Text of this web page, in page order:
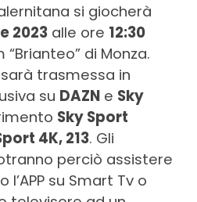
si giocherà
2023alle ore 12:30
“Brianteo” di Monza.
trasmessa in
su DAZNe Sky
Sky Sport
4K, 213. Gli
perciò assistere
su Smart Tv o